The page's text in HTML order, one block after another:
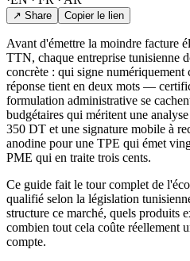
↗ Share Copier le lien
Avant d'émettre la moindre facture
TTN, chaque entreprise tunisienne
concrète : qui signe numériquement
réponse tient en deux mots —
formulation administrative se
budgétaires qui méritent une
350 DT et une signature mobile à
anodine pour une TPE qui émet
PME qui en traite trois cents.
Ce guide fait le tour complet de
qualifié selon la législation
structure ce marché, quels produits
combien tout cela coûte réellement
compte.